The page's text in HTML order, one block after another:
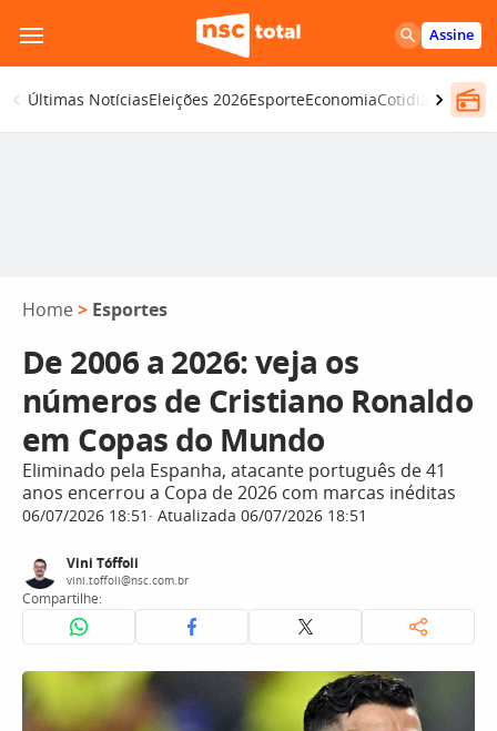
para
o
conteúdo
Assine
Últimas NotíciasEleições 2026EsporteEconomiaCotidiano
Home > Esportes
De 2006 a 2026: veja os
números de Cristiano Ronaldo
em Copas do Mundo
Eliminado pela Espanha, atacante português de 41
anos encerrou a Copa de 2026 com marcas inéditas
06/07/2026 18:51 Atualizada 06/07/2026 18:51
Vini Tóffoli
vini.toffoli@nsc.com.br
Compartilhe: